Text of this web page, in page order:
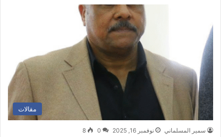
مقالات
سمير المسلماني نوفمبر 16, 2025 0
8